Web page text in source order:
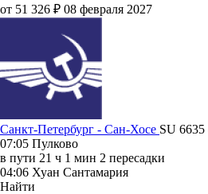
от 51 326 ₽ 08 февраля 2027
Санкт-Петербург - Сан-Хосе SU 6635
07:05 Пулково
в пути 21 ч 1 мин 2 пересадки
04:06 Хуан Сантамария
Найти